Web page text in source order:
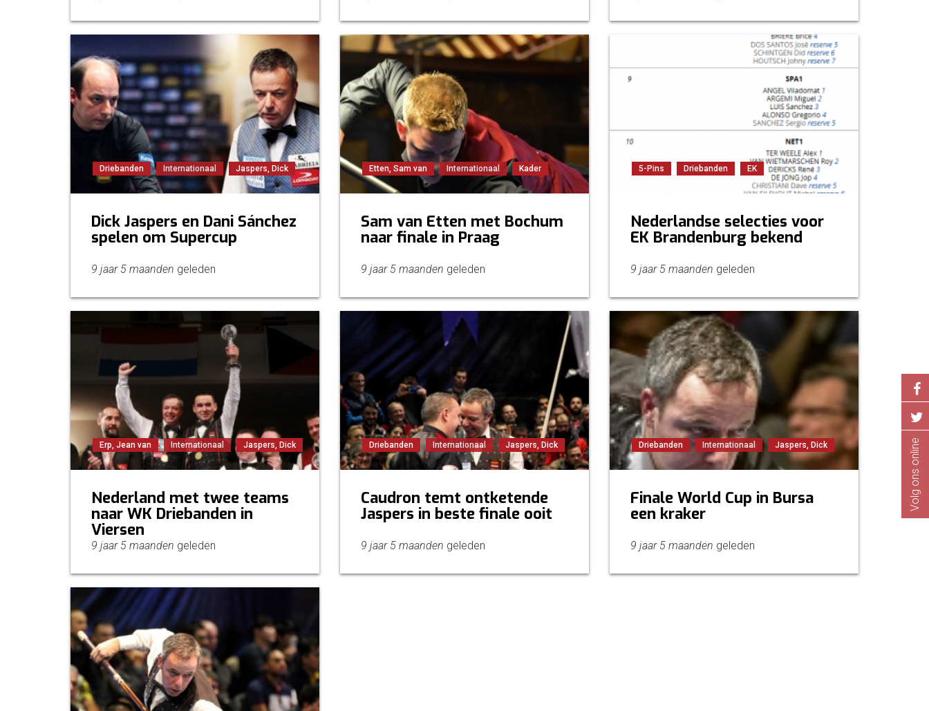
Driebanden Internationaal Jaspers, Dick
Dick Jaspers en Dani Sánchez
spelen om Supercup
9 jaar 5 maanden geleden
Etten, Sam van Internationaal Kader
Sam van Etten met Bochum
naar finale in Praag
9 jaar 5 maanden geleden
5-Pins Driebanden EK
Nederlandse selecties voor
EK Brandenburg bekend
9 jaar 5 maanden geleden
Erp, Jean van Internationaal Jaspers, Dick
Nederland met twee teams
naar WK Driebanden in
Viersen
9 jaar 5 maanden geleden
Driebanden Internationaal Jaspers, Dick
Caudron temt ontketende
Jaspers in beste finale ooit
9 jaar 5 maanden geleden
Driebanden Internationaal Jaspers, Dick
Finale World Cup in Bursa
een kraker
9 jaar 5 maanden geleden
Volg ons online